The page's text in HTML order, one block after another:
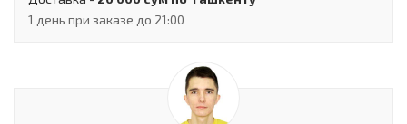
1 день при заказе до 21:00